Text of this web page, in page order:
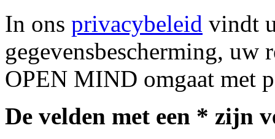
In ons privacybeleid vindt
gegevensbescherming, uw
OPEN MIND omgaat met
De velden met een * zijn